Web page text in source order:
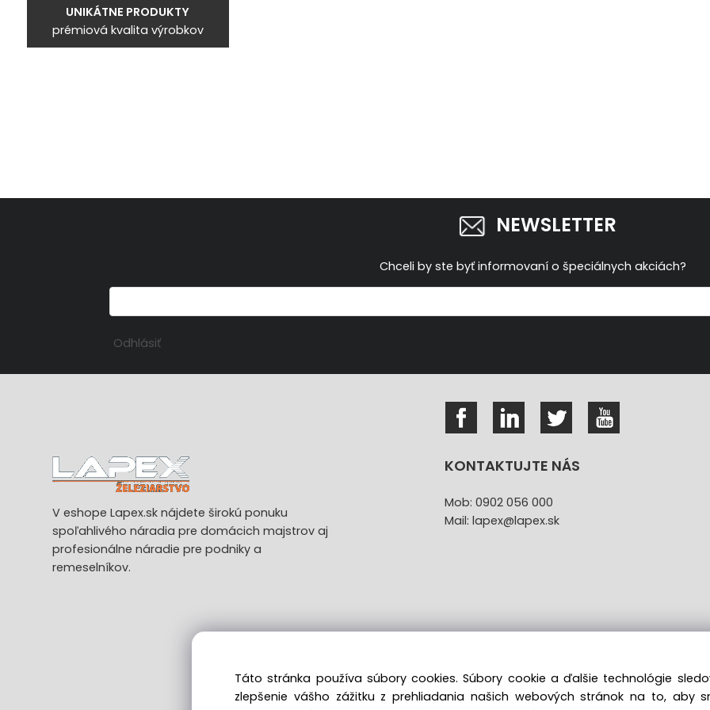
UNIKÁTNE PRODUKTY
prémiová kvalita výrobkov
NEWSLETTER
Chceli by ste byť informovaní o špeciálnych akciách?
Odhlásiť
V eshope Lapex.sk nájdete širokú ponuku
spoľahlivého náradia pre domácich majstrov aj
profesionálne náradie pre podniky a
remeselníkov.
KONTAKTUJTE NÁS
Mob: 0902 056 000
Mail: lapex@lapex.sk
Odstúpenie od kúpnej zmluvy uzavretej na diaľku bez
Táto stránka používa súbory cookies. Súbory cookie a ďalšie technológie
zlepšenie vášho zážitku z prehliadania našich webových stránok na to, aby